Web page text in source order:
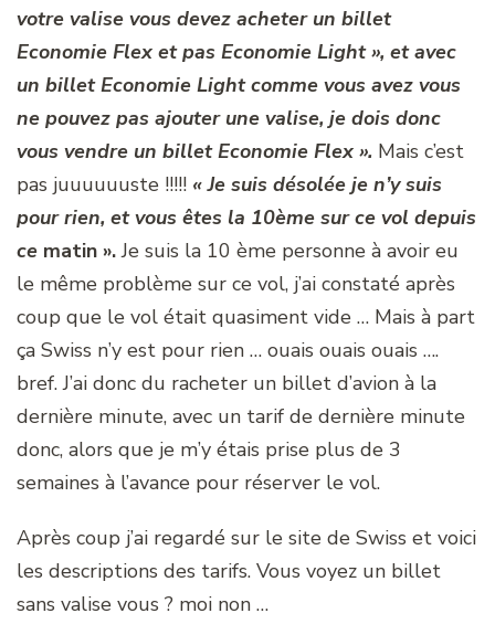
votre valise vous devez acheter un billet
Economie Flex et pas Economie Light », et avec
un billet Economie Light comme vous avez vous
ne pouvez pas ajouter une valise, je dois donc
vous vendre un billet Economie Flex ». Mais c’est
pas juuuuuuste !!!!! « Je suis désolée je n’y suis
pour rien, et vous êtes la 10ème sur ce vol depuis
ce matin ».Je suis la 10 ème personne à avoir eu
le même problème sur ce vol, j’ai constaté après
coup que le vol était quasiment vide … Mais à part
ça Swiss n’y est pour rien … ouais ouais ouais ….
bref. J’ai donc du racheter un billet d’avion à la
dernière minute, avec un tarif de dernière minute
donc, alors que je m’y étais prise plus de 3
semaines à l’avance pour réserver le vol.
Après coup j’ai regardé sur le site de Swiss et voici
les descriptions des tarifs. Vous voyez un billet
sans valise vous ? moi non …